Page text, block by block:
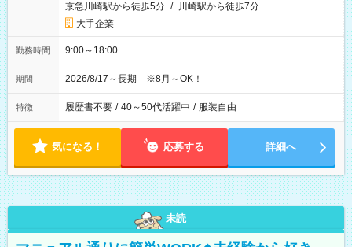
京急川崎駅から徒歩5分 / 川崎駅から徒歩7分
大手企業
勤務時間 9:00～18:00
期間 2026/8/17～長期 ※8月～OK！
特徴 履歴書不要 / 40～50代活躍中 / 服装自由
気になる！ 応募する 詳細へ
未読